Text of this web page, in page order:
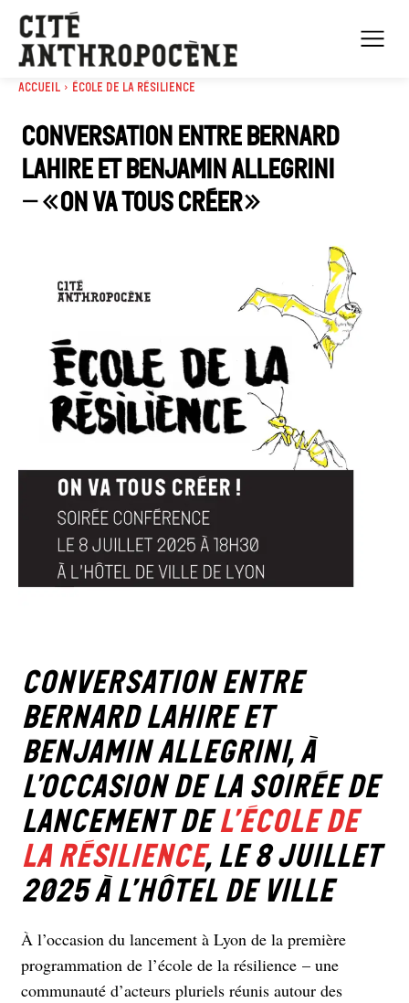
Accueil École de la résilience
Conversation entre Bernard
Lahire et Benjamin Allegrini
– «On va tous créer»
Conversation entre
Bernard Lahire et
Benjamin Allegrini, à
l’occasion de la soirée de
lancement del’école de
la résilience, le 8 juillet
2025 à l’Hôtel de Ville
À l’occasion du lancement à Lyon de la première
programmation de l’école de la résilience – une
communauté d’acteurs pluriels réunis autour des